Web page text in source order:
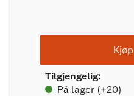
Kjøp
Tilgjengelig:
På lager (+20)